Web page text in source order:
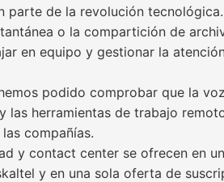
parte de la revolución
o la compartición de
en equipo y gestionar la
podido comprobar que la
las herramientas de trabajo
compañías.
y contact center se ofrecen en
y en una sola oferta de